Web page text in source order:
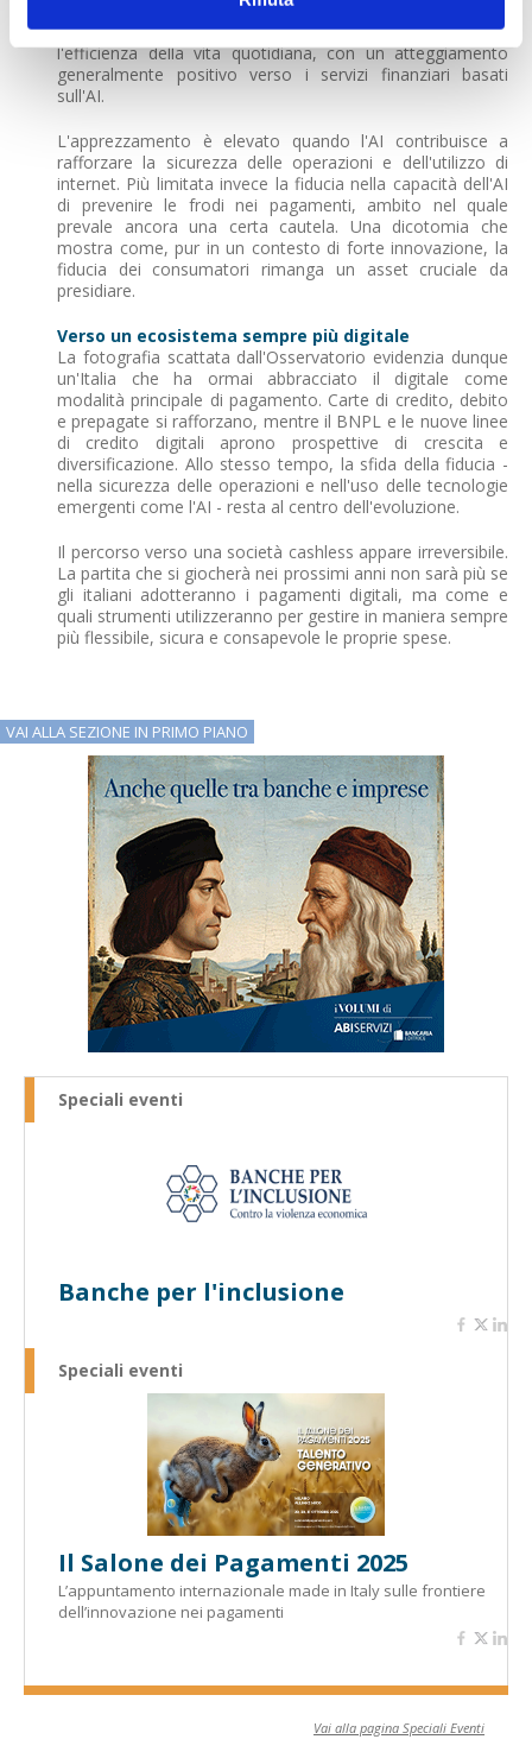
specifico al tema dell'Intelligenza Artificiale. Il 53% degli
italiani la considera un'opportunità in grado di migliorare
l'efficienza della vita quotidiana, con un atteggiamento
generalmente positivo verso i servizi finanziari basati
sull'AI.
L'apprezzamento è elevato quando l'AI contribuisce a
rafforzare la sicurezza delle operazioni e dell'utilizzo di
internet. Più limitata invece la fiducia nella capacità dell'AI
di prevenire le frodi nei pagamenti, ambito nel quale
prevale ancora una certa cautela. Una dicotomia che
mostra come, pur in un contesto di forte innovazione, la
fiducia dei consumatori rimanga un asset cruciale da
presidiare.
Verso un ecosistema sempre più digitale
La fotografia scattata dall'Osservatorio evidenzia dunque
un'Italia che ha ormai abbracciato il digitale come
modalità principale di pagamento. Carte di credito, debito
e prepagate si rafforzano, mentre il BNPL e le nuove linee
di credito digitali aprono prospettive di crescita e
diversificazione. Allo stesso tempo, la sfida della fiducia -
nella sicurezza delle operazioni e nell'uso delle tecnologie
emergenti come l'AI - resta al centro dell'evoluzione.
Il percorso verso una società cashless appare irreversibile.
La partita che si giocherà nei prossimi anni non sarà più se
gli italiani adotteranno i pagamenti digitali, ma come e
quali strumenti utilizzeranno per gestire in maniera sempre
più flessibile, sicura e consapevole le proprie spese.
VAI ALLA SEZIONE IN PRIMO PIANO
Speciali eventi
Banche per l'inclusione
Speciali eventi
Il Salone dei Pagamenti 2025
L’appuntamento internazionale made in Italy sulle frontiere
dell’innovazione nei pagamenti
Vai alla pagina Speciali Eventi